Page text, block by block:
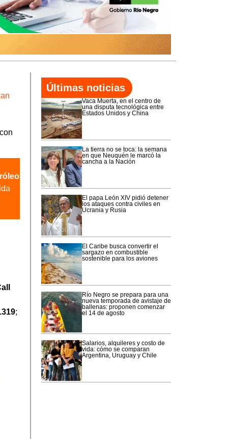
;
Últimas noticias
Vaca Muerta, en el centro de
una disputa tecnológica entre
Estados Unidos y China
La tierra no se toca: la semana
en que Neuquén le marcó la
cancha a la Nación
El papa León XIV pidió detener
los ataques contra civiles en
Ucrania y Rusia
El Caribe busca convertir el
sargazo en combustible
sostenible para los aviones
Río Negro se prepara para una
nueva temporada de avistaje de
ballenas: proponen comenzar
el 14 de agosto
Salarios, alquileres y costo de
vida: cómo se comparan
Argentina, Uruguay y Chile